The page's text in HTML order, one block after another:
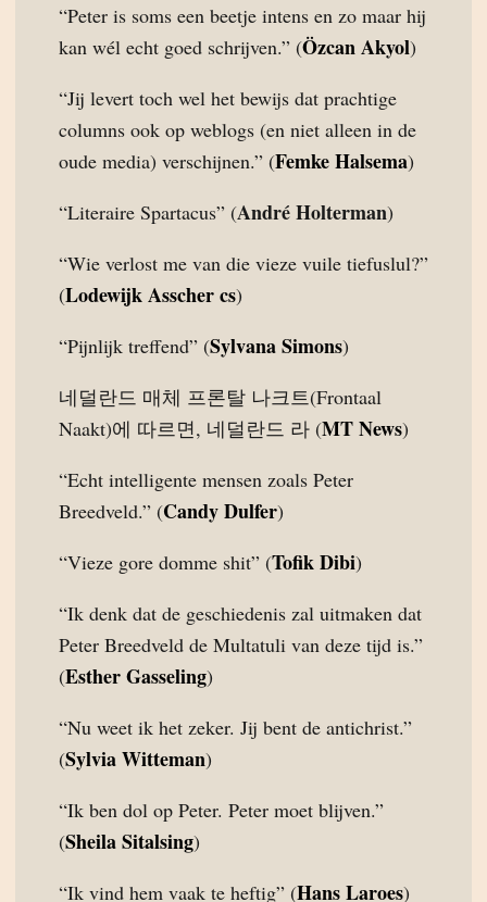
“Peter is soms een beetje intens en zo maar hij
kan wél echt goed schrijven.” (Özcan Akyol)
“Jij levert toch wel het bewijs dat prachtige
columns ook op weblogs (en niet alleen in de
oude media) verschijnen.” (Femke Halsema)
“Literaire Spartacus” (André Holterman)
“Wie verlost me van die vieze vuile tiefuslul?”
(Lodewijk Asscher cs)
“Pijnlijk treffend” (Sylvana Simons)
네덜란드 매체 프론탈 나크트(Frontaal
Naakt)에 따르면, 네덜란드 라 (MT News)
“Echt intelligente mensen zoals Peter
Breedveld.” (Candy Dulfer)
“Vieze gore domme shit” (Tofik Dibi)
“Ik denk dat de geschiedenis zal uitmaken dat
Peter Breedveld de Multatuli van deze tijd is.”
(Esther Gasseling)
“Nu weet ik het zeker. Jij bent de antichrist.”
(Sylvia Witteman)
“Ik ben dol op Peter. Peter moet blijven.”
(Sheila Sitalsing)
“Ik vind hem vaak te heftig” (Hans Laroes)